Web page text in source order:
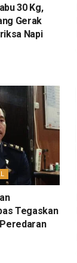
30 Kg,
Gerak
Napi
Tegaskan